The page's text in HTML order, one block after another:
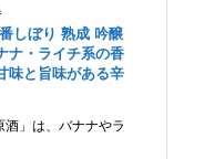
しぼり 熟成 吟醸
ナ・ライチ系の香
味と旨味がある辛
」は、バナナやラ